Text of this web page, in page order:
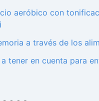
aeróbico con
a través de los
tener en cuenta para